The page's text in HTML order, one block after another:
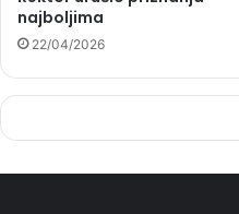
najboljima
22/04/2026